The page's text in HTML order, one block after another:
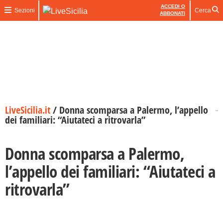
Sezioni
ACCEDI O
ABBONATI
Cerca
LiveSicilia.it/ Donna scomparsa a Palermo, l’appello
dei familiari: “Aiutateci a ritrovarla”
Donna scomparsa a Palermo,
l’appello dei familiari: “Aiutateci a
ritrovarla”